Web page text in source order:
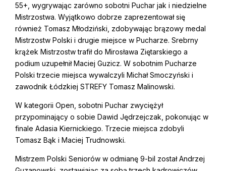
55+, wygrywając zarówno sobotni Puchar jak i niedzielne
Mistrzostwa. Wyjątkowo dobrze zaprezentował się
również Tomasz Młodziński, zdobywając brązowy medal
Mistrzostw Polski i drugie miejsce w Pucharze. Srebrny
krążek Mistrzostw trafił do Mirosława Ziętarskiego a
podium uzupełnił Maciej Guzicz. W sobotnim Pucharze
Polski trzecie miejsca wywalczyli Michał Smoczyński i
zawodnik Łódzkiej STREFY Tomasz Malinowski.
W kategorii Open, sobotni Puchar zwyciężył
przypominający o sobie Dawid Jędrzejczak, pokonując w
finale Adasia Kiernickiego. Trzecie miejsca zdobyli
Tomasz Bąk i Maciej Trudnowski.
Mistrzem Polski Seniorów w odmianę 9-bil został Andrzej